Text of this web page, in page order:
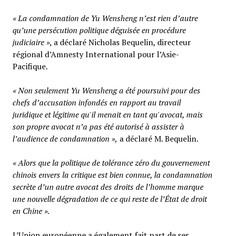
« La condamnation de Yu Wensheng n’est rien d’autre
qu’une persécution politique déguisée en procédure
judiciaire », a déclaré Nicholas Bequelin, directeur
régional d’Amnesty International pour l’Asie-
Pacifique.
« Non seulement Yu Wensheng a été poursuivi pour des
chefs d’accusation infondés en rapport au travail
juridique et légitime qu'il menait en tant qu'avocat, mais
son propre avocat n’a pas été autorisé à assister à
l’audience de condamnation », a déclaré M. Bequelin.
« Alors que la politique de tolérance zéro du gouvernement
chinois envers la critique est bien connue, la condamnation
secrète d’un autre avocat des droits de l’homme marque
une nouvelle dégradation de ce qui reste de l’État de droit
en Chine ».